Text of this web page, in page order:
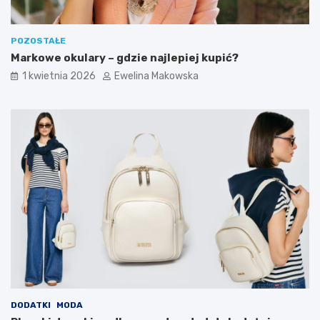
m
o
w
e
o
b
?
POZOSTAŁE
Markowe okulary – gdzie najlepiej kupić?
1 kwietnia 2026 Ewelina Makowska
DODATKI MODA